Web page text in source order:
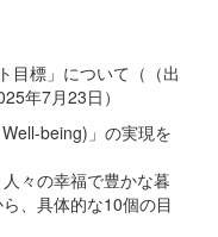
標」について（（出
年7月23日）
being)」の実現を
々の幸福で豊かな暮
、具体的な10個の目